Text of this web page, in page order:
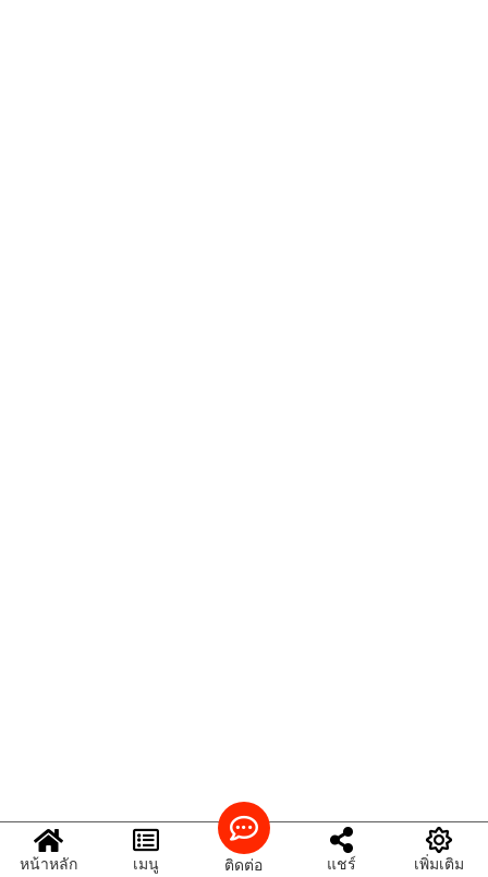
หน้าหลัก เมนู ติดต่อ แชร์ เพิ่มเติม